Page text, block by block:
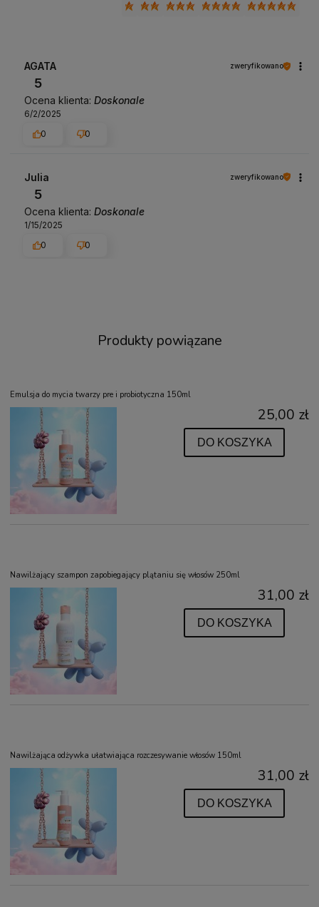
AGATA zweryfikowano
5
Ocena klienta: Doskonale
6/2/2025
0
0
Julia zweryfikowano
5
Ocena klienta: Doskonale
1/15/2025
0
0
Produkty powiązane
Emulsja do mycia twarzy pre i probiotyczna 150ml
25,00 zł
DO KOSZYKA
Nawilżający szampon zapobiegający plątaniu się włosów 250ml
31,00 zł
DO KOSZYKA
Nawilżająca odżywka ułatwiająca rozczesywanie włosów 150ml
31,00 zł
DO KOSZYKA